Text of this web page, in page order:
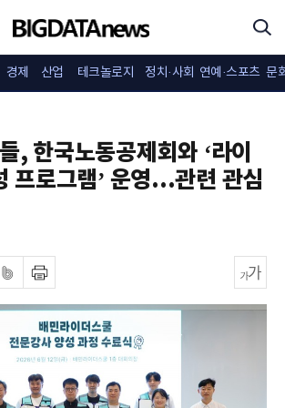
경제 산업 테크놀로지 정치·사회 연예·스포츠 문
, 한국노동공제회와 ‘라이
프로그램’ 운영...관련 관심